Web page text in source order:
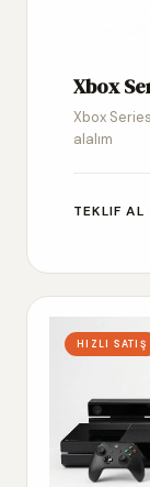
Xbox
Xbox
alalım
TEKLIF AL
HIZLI SATIŞ